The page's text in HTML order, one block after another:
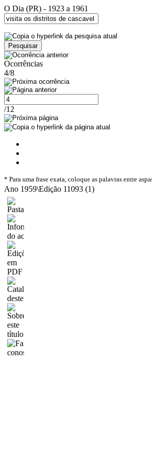
O Dia (PR) - 1923 a 1961
Ocorrências
4/8
/12
* Para uma frase exata, coloque as palavras entre
Ano 1959\Edição 11093 (1)